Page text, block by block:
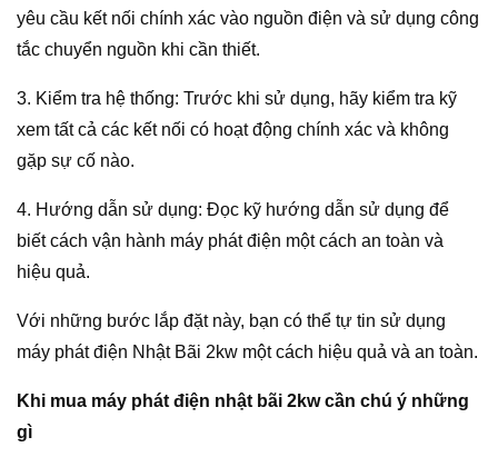
yêu cầu kết nối chính xác vào nguồn điện và sử dụng công
tắc chuyển nguồn khi cần thiết.
3. Kiểm tra hệ thống: Trước khi sử dụng, hãy kiểm tra kỹ
xem tất cả các kết nối có hoạt động chính xác và không
gặp sự cố nào.
4. Hướng dẫn sử dụng: Đọc kỹ hướng dẫn sử dụng để
biết cách vận hành máy phát điện một cách an toàn và
hiệu quả.
Với những bước lắp đặt này, bạn có thể tự tin sử dụng
máy phát điện Nhật Bãi 2kw một cách hiệu quả và an toàn.
Khi mua máy phát điện nhật bãi 2kw cần chú ý những
gì